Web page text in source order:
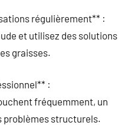
régulièrement** :
et utilisez des solutions
graisses.
:
fréquemment, un
problèmes structurels.